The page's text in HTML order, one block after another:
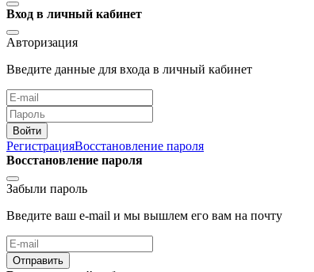
Вход в личный кабинет
Авторизация
Введите данные для входа в личный кабинет
Войти
РегистрацияВосстановление пароля
Восстановление пароля
Забыли пароль
Введите ваш e-mail и мы вышлем его вам на почту
Отправить